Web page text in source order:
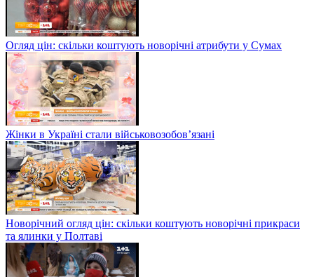
Огляд цін: скільки коштують новорічні атрибути у Сумах
Жінки в Україні стали військовозобов’язані
Новорічний огляд цін: скільки коштують новорічні прикраси
та ялинки у Полтаві